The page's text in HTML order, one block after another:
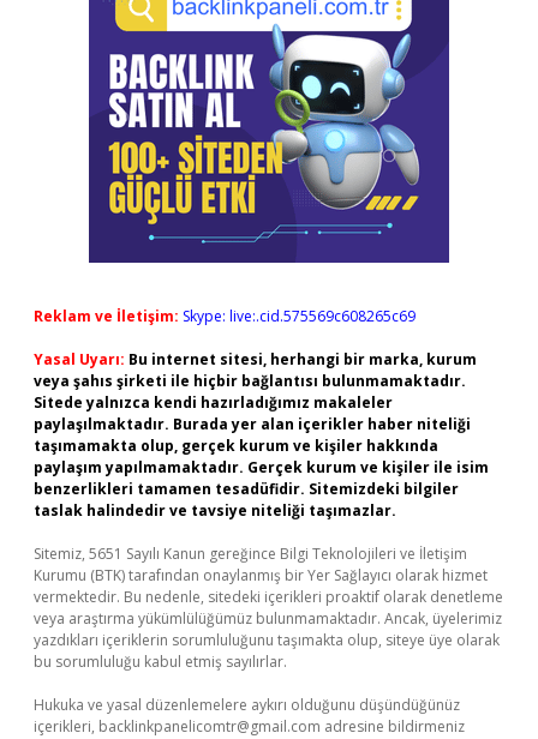
Reklam ve İletişim: Skype: live:.cid.575569c608265c69
Yasal Uyarı: Bu internet sitesi, herhangi bir marka, kurum
veya şahıs şirketi ile hiçbir bağlantısı bulunmamaktadır.
Sitede yalnızca kendi hazırladığımız makaleler
paylaşılmaktadır. Burada yer alan içerikler haber niteliği
taşımamakta olup, gerçek kurum ve kişiler hakkında
paylaşım yapılmamaktadır. Gerçek kurum ve kişiler ile isim
benzerlikleri tamamen tesadüfidir. Sitemizdeki bilgiler
taslak halindedir ve tavsiye niteliği taşımazlar.
Sitemiz, 5651 Sayılı Kanun gereğince Bilgi Teknolojileri ve İletişim
Kurumu (BTK) tarafından onaylanmış bir Yer Sağlayıcı olarak hizmet
vermektedir. Bu nedenle, sitedeki içerikleri proaktif olarak denetleme
veya araştırma yükümlülüğümüz bulunmamaktadır. Ancak, üyelerimiz
yazdıkları içeriklerin sorumluluğunu taşımakta olup, siteye üye olarak
bu sorumluluğu kabul etmiş sayılırlar.
Hukuka ve yasal düzenlemelere aykırı olduğunu düşündüğünüz
içerikleri, backlinkpanelicomtr@gmail.com adresine bildirmeniz